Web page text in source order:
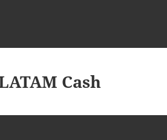
Cash